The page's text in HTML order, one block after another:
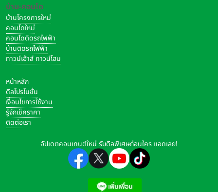
บ้าน-คอนโด
บ้านโครงการใหม่
คอนโดใหม่
คอนโดติดรถไฟฟ้า
บ้านติดรถไฟฟ้า
ทาวน์เฮ้าส์ ทาวน์โฮม
หน้าหลัก
ดีลโปรโมชั่น
เงื่อนไขการใช้งาน
รู้จักเช็คราคา
ติดต่อเรา
อัปเดตคอนเทนต์ใหม่ รับดีลพิเศษก่อนใคร แอดเลย!